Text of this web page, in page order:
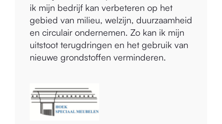
platform zullen we werken aan de
suggesties voor milieuverbetering om
onze uitstoot van broeikasgassen te
verminderen, te meten en te
compenseren.
Eevery voorziet in tips en handvatten hoe
ik mijn bedrijf kan verbeteren op het
gebied van milieu, welzijn, duurzaamheid
en circulair ondernemen. Zo kan ik mijn
uitstoot terugdringen en het gebruik van